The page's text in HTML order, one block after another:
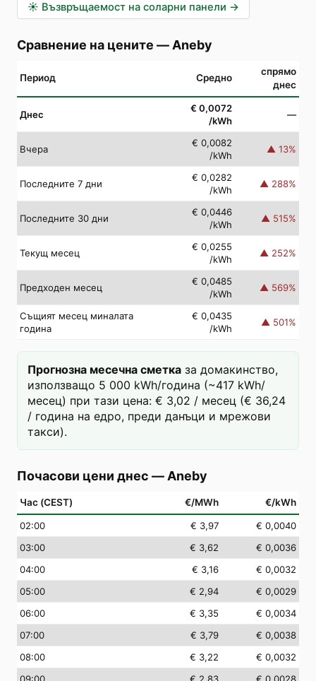
☀️ Възвръщаемост на соларни панели →
Сравнение на цените — Aneby
Период Средно
спрямо
днес
Днес
€ 0,0072
/kWh
—
Вчера
€ 0,0082
/kWh
▲ 13%
Последните 7 дни
€ 0,0282
/kWh
▲ 288%
Последните 30 дни
€ 0,0446
/kWh
▲ 515%
Текущ месец
€ 0,0255
/kWh
▲ 252%
Предходен месец
€ 0,0485
/kWh
▲ 569%
Същият месец миналата
година
€ 0,0435
/kWh
▲ 501%
Прогнозна месечна сметка за домакинство,
използващо 5 000 kWh/година (~417 kWh/
месец) при тази цена: € 3,02 / месец (€ 36,24
/ година на едро, преди данъци и мрежови
такси).
Почасови цени днес — Aneby
Час (CEST) €/MWh €/kWh
02:00 € 3,97
€ 0,0040
03:00 € 3,62
€ 0,0036
04:00 € 3,16
€ 0,0032
05:00 € 2,94
€ 0,0029
06:00 € 3,35
€ 0,0034
07:00 € 3,79
€ 0,0038
08:00 € 3,22
€ 0,0032